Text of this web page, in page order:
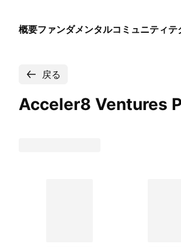
概要ファンダメンタルコミュニティテ
戻る
Acceler8 Ventures